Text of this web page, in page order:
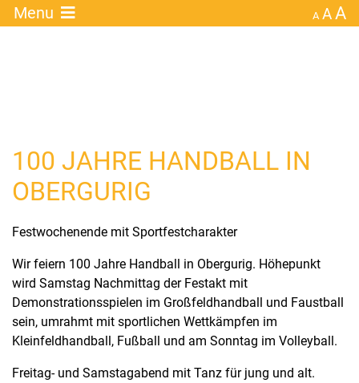
×
Menu A AA
100 JAHRE HANDBALL IN
OBERGURIG
Festwochenende mit Sportfestcharakter
Wir feiern 100 Jahre Handball in Obergurig. Höhepunkt
wird Samstag Nachmittag der Festakt mit
Demonstrationsspielen im Großfeldhandball und Faustball
sein, umrahmt mit sportlichen Wettkämpfen im
Kleinfeldhandball, Fußball und am Sonntag im Volleyball.
Freitag- und Samstagabend mit Tanz für jung und alt.